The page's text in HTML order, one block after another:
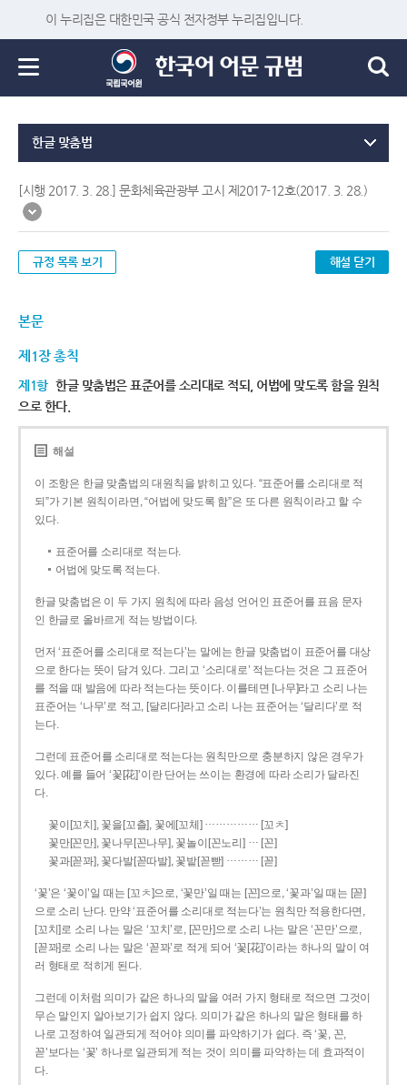
이 누리집은 대한민국 공식 전자정부 누리집입니다.
한글 맞춤법
[시행 2017. 3. 28.] 문화체육관광부 고시 제2017-12호(2017. 3. 28.)
규정 목록 보기 해설 닫기
본문
제1장 총칙
제1항 한글 맞춤법은 표준어를 소리대로 적되, 어법에 맞도록 함을 원칙
으로 한다.
해설
이 조항은 한글 맞춤법의 대원칙을 밝히고 있다. “표준어를 소리대로 적
되”가 기본 원칙이라면, “어법에 맞도록 함”은 또 다른 원칙이라고 할 수
있다.
표준어를 소리대로 적는다.
어법에 맞도록 적는다.
한글 맞춤법은 이 두 가지 원칙에 따라 음성 언어인 표준어를 표음 문자
인 한글로 올바르게 적는 방법이다.
먼저 ‘표준어를 소리대로 적는다’는 말에는 한글 맞춤법이 표준어를 대상
으로 한다는 뜻이 담겨 있다. 그리고 ‘소리대로’ 적는다는 것은 그 표준어
를 적을 때 발음에 따라 적는다는 뜻이다. 이를테면 [나무]라고 소리 나는
표준어는 ‘나무’로 적고, [달리다]라고 소리 나는 표준어는 ‘달리다’로 적
는다.
그런데 표준어를 소리대로 적는다는 원칙만으로 충분하지 않은 경우가
있다. 예를 들어 ‘꽃[花]’이란 단어는 쓰이는 환경에 따라 소리가 달라진
다.
꽃이[꼬치], 꽃을[꼬츨], 꽃에[꼬체] …………… [꼬ㅊ]
꽃만[꼰만], 꽃나무[꼰나무], 꽃놀이[꼰노리] … [꼰]
꽃과[꼳꽈], 꽃다발[꼳따발], 꽃밭[꼳빧] ……… [꼳]
‘꽃’은 ‘꽃이’일 때는 [꼬ㅊ]으로, ‘꽃만’일 때는 [꼰]으로, ‘꽃과’일 때는 [꼳]
으로 소리 난다. 만약 ‘표준어를 소리대로 적는다’는 원칙만 적용한다면,
[꼬치]로 소리 나는 말은 ‘꼬치’로, [꼰만]으로 소리 나는 말은 ‘꼰만’으로,
[꼳꽈]로 소리 나는 말은 ‘꼳꽈’로 적게 되어 ‘꽃[花]’이라는 하나의 말이 여
러 형태로 적히게 된다.
그런데 이처럼 의미가 같은 하나의 말을 여러 가지 형태로 적으면 그것이
무슨 말인지 알아보기가 쉽지 않다. 의미가 같은 하나의 말은 형태를 하
나로 고정하여 일관되게 적어야 의미를 파악하기가 쉽다. 즉 ‘꽃, 꼰,
꼳’보다는 ‘꽃’ 하나로 일관되게 적는 것이 의미를 파악하는 데 효과적이
다.